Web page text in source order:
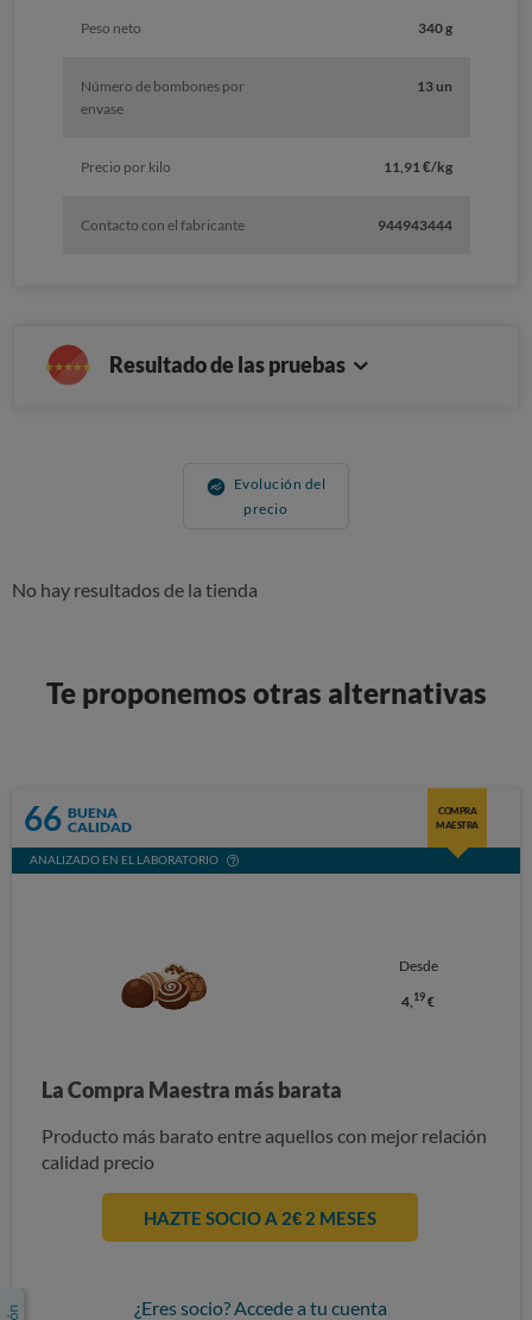
Peso neto 340 g
Número de bombones por
envase
13 un
Precio por kilo 11,91 €/kg
Contacto con el fabricante 944943444
Resultado de las pruebas
Evolución del
precio
No hay resultados de la tienda
Te proponemos otras alternativas
66 BUENA
CALIDAD
COMPRA
MAESTRA
ANALIZADO EN EL LABORATORIO
Desde
4, 19 €
La Compra Maestra más barata
Producto más barato entre aquellos con mejor relación
calidad precio
HAZTE SOCIO A 2€ 2 MESES
¿Eres socio? Accede a tu cuenta